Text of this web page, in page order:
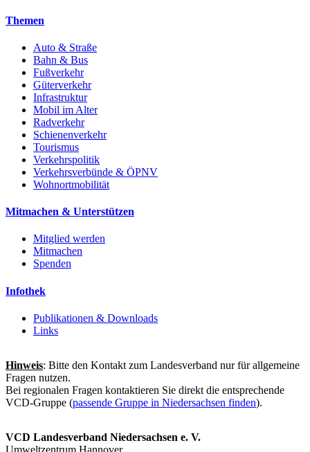
Themen
Auto & Straße
Bahn & Bus
Fußverkehr
Güterverkehr
Infrastruktur
Mobil im Alter
Radverkehr
Schienenverkehr
Tourismus
Verkehrspolitik
Verkehrsverbünde & ÖPNV
Wohnortmobilität
Mitmachen & Unterstützen
Mitglied werden
Mitmachen
Spenden
Infothek
Publikationen & Downloads
Links
Hinweis: Bitte den Kontakt zum Landesverband nur für allgemeine
Fragen nutzen.
Bei regionalen Fragen kontaktieren Sie direkt die entsprechende
VCD-Gruppe (passende Gruppe in Niedersachsen finden).
VCD Landesverband Niedersachsen e. V.
Umweltzentrum Hannover